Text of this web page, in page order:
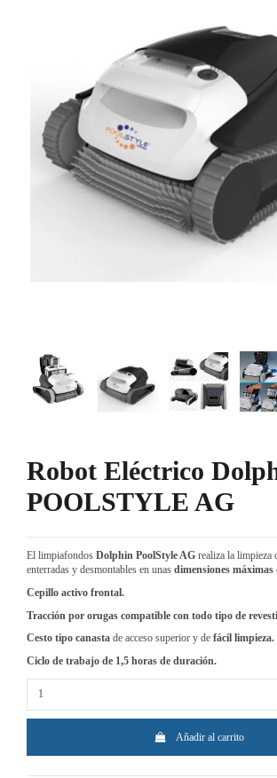
Robot Eléctrico
POOLSTYLE AG
El limpiafondos Dolphin PoolStyle AG realiza la limpieza
enterradas y desmontables en unas dimensiones máximas
Cepillo activo frontal.
Tracción por orugas compatible con todo tipo de
Cesto tipo canasta de acceso superior y de fácil limpieza.
Ciclo de trabajo de 1,5 horas de duración.
Añadir al carrito